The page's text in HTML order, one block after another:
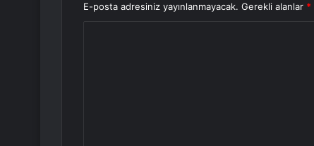
E-posta adresiniz yayınlanmayacak. Gerekli alanlar *